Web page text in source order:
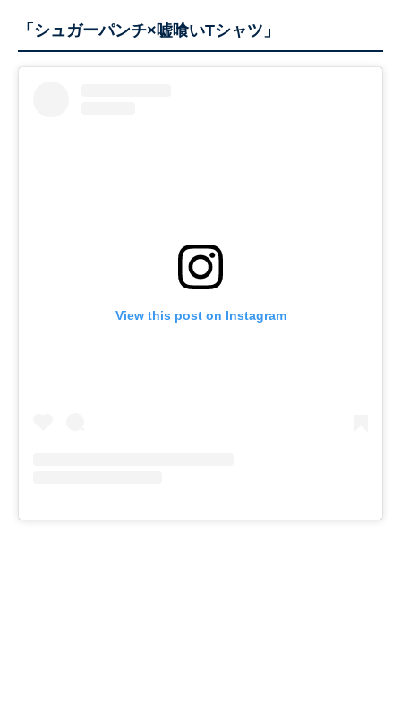
「シュガーパンチ×嘘喰いTシャツ」
View this post on Instagram